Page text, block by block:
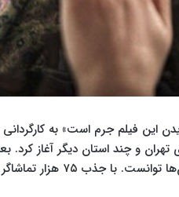
این فیلم جرم است» به کارگردانی
تهران و چند استان دیگر آغاز کرد.
تماشاگر به فروش یک میلیارد تومانی برسد.